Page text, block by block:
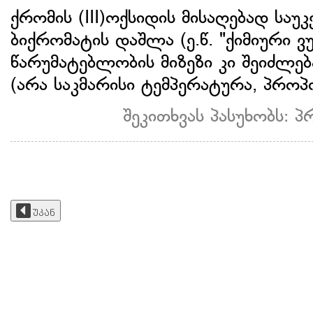
ქრომის (III)ოქსიდის მისაღებად
ბიქრომატის დაშლა (ე.წ. "ქიმიური
წარუმატებლობის მიზეზი კი
(არა საკმარისი ტემპერატურა,
შეკითხვას
უკან